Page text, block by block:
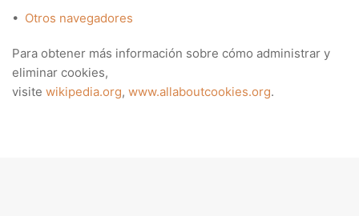
• Otros navegadores
Para obtener más información sobre cómo administrar y
eliminar cookies,
visite wikipedia.org, www.allaboutcookies.org.